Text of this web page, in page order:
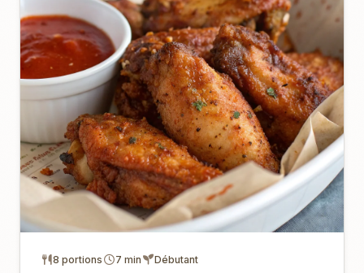
8 portions 7 min Débutant